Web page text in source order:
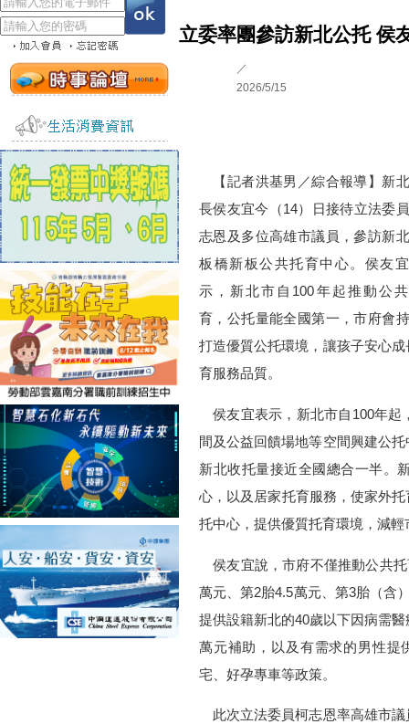
立委率團參訪新北公托 侯
／
2026/5/15
【記者洪基男／綜合報導】新
長侯友宜今（14）日接待立法委
志恩及多位高雄市議員，參訪新
板橋新板公共托育中心。侯友
示，新北市自100年起推動公
育，公托量能全國第一，市府會
打造優質公托環境，讓孩子安心
育服務品質。
侯友宜表示，新北市自100年起
間及公益回饋場地等空間興建公
新北收托量接近全國總合一半。
心，以及居家托育服務，使家外
托中心，提供優質托育環境，減輕
侯友宜說，市府不僅推動公共
萬元、第2胎4.5萬元、第3胎（含
提供設籍新北的40歲以下因病需
萬元補助，以及有需求的男性提
宅、好孕專車等政策。
此次立法委員柯志恩率高雄市議